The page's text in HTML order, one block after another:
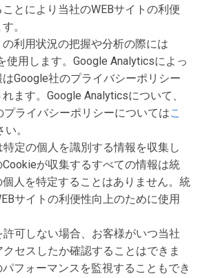
とにより当社のWEBサイトの利便
。
利用状況の把握や分析の際には
使用します。Google Analyticsによっ
Google社のプライバシーポリシー
ます。Google Analyticsについて、
プライバシーポリシーについてはこ
。
特定の個人を識別する情報を収集し
が収集するすべての情報は統
人を特定することはありません。統
サイトの利便性向上のために使用
許可しない場合、お客様がいつ当社
セスしたか確認することはできま
フォーマンスを監視することもでき